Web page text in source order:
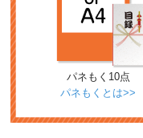
パネもく10点
パネもくとは>>